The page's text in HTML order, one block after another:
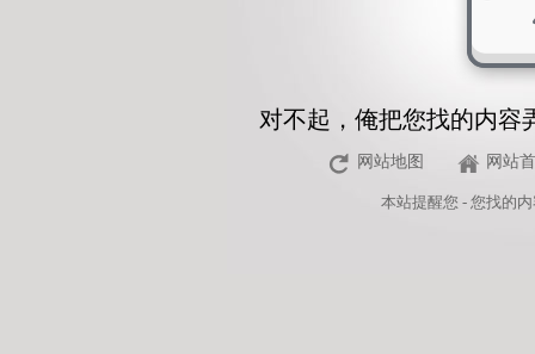
对不起，俺把您找的内容
网站地图 网站
本站提醒您 - 您找的